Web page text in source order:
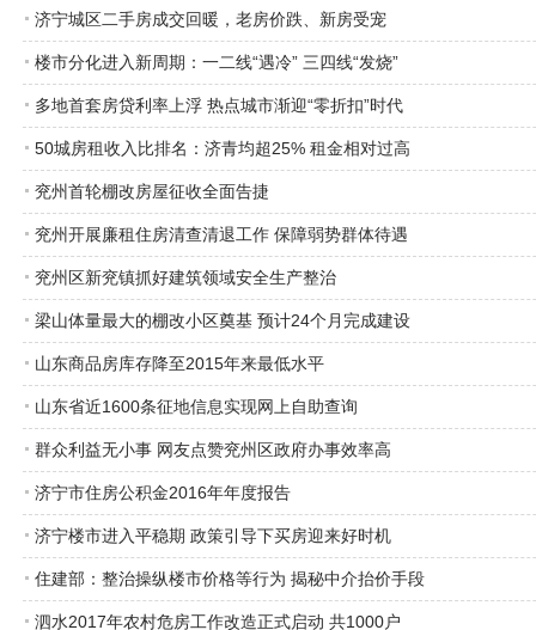
济宁城区二手房成交回暖，老房价跌、新房受宠
楼市分化进入新周期：一二线“遇冷” 三四线“发烧”
多地首套房贷利率上浮 热点城市渐迎“零折扣”时代
50城房租收入比排名：济青均超25% 租金相对过高
兖州首轮棚改房屋征收全面告捷
兖州开展廉租住房清查清退工作 保障弱势群体待遇
兖州区新兖镇抓好建筑领域安全生产整治
梁山体量最大的棚改小区奠基 预计24个月完成建设
山东商品房库存降至2015年来最低水平
山东省近1600条征地信息实现网上自助查询
群众利益无小事 网友点赞兖州区政府办事效率高
济宁市住房公积金2016年年度报告
济宁楼市进入平稳期 政策引导下买房迎来好时机
住建部：整治操纵楼市价格等行为 揭秘中介抬价手段
泗水2017年农村危房工作改造正式启动 共1000户